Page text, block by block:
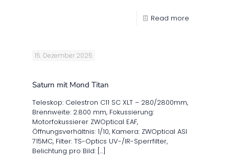
Read more
15. Dezember 2025
Saturn mit Mond Titan
Teleskop: Celestron C11 SC XLT – 280/2800mm,
Brennweite: 2.800 mm, Fokussierung:
Motorfokussierer ZWOptical EAF,
Öffnungsverhältnis: 1/10, Kamera: ZWOptical ASI
715MC, Filter: TS-Optics UV-/IR-Sperrfilter,
Belichtung pro Bild: […]